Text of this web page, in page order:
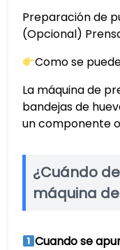
Preparación de
(Opcional)
Como se
La máquina de
bandejas de
un componente
¿Cuándo
máquina
Cuando se